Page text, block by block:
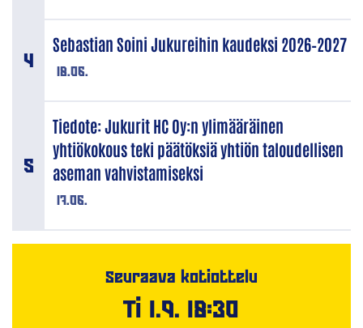
18.06.
Sebastian Soini Jukureihin kaudeksi 2026–2027
17.06.
Tiedote: Jukurit HC Oy:n ylimääräinen
yhtiökokous teki päätöksiä yhtiön taloudellisen
aseman vahvistamiseksi
Seuraava kotiottelu
Ti 1.9. 18:30